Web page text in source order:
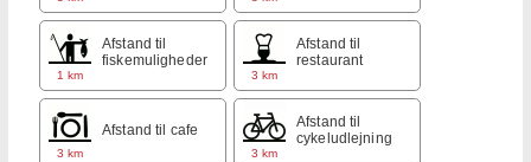
1 km
Afstand til
fiskemuligheder
3 km
Afstand til
restaurant
3 km
Afstand til cafe
3 km
Afstand til
cykeludlejning